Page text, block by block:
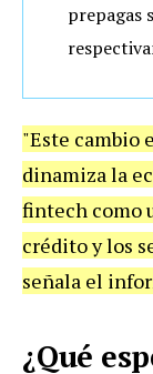
prepagas
"Este cambio
dinamiza la
fintech como
crédito y los
señala el
¿Qué